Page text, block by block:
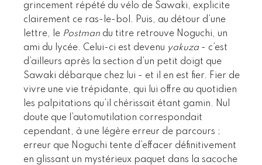
grincement répété du vélo de Sawaki, explicite
clairement ce ras-le-bol. Puis, au détour d’une
lettre, le Postman du titre retrouve Noguchi, un
ami du lycée. Celui-ci est devenu yakuza- c’est
d’ailleurs après la section d’un petit doigt que
Sawaki débarque chez lui - et il en est fier. Fier de
vivre une vie trépidante, qui lui offre au quotidien
les palpitations qu’il chérissait étant gamin. Nul
doute que l’automutilation correspondait
cependant, à une légère erreur de parcours ;
erreur que Noguchi tente d’effacer définitivement
en glissant un mystérieux paquet dans la sacoche